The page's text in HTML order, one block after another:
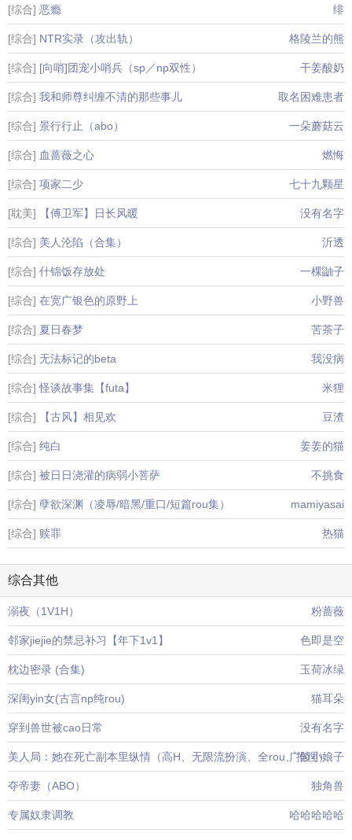
[综合] 恶瘾 绯
[综合] NTR实录（攻出轨） 格陵兰的熊
[综合] [向哨]团宠小哨兵（sp／np双性） 干姜酸奶
[综合] 我和师尊纠缠不清的那些事儿 取名困难患者
[综合] 景行行止（abo） 一朵蘑菇云
[综合] 血蔷薇之心 燃悔
[综合] 项家二少 七十九颗星
[耽美] 【傅卫军】日长风暖 没有名字
[综合] 美人沦陷（合集） 沂透
[综合] 什锦饭存放处 一棵鼬子
[综合] 在宽广银色的原野上 小野兽
[综合] 夏日春梦 苦茶子
[综合] 无法标记的beta 我没病
[综合] 怪谈故事集【futa】 米狸
[综合] 【古风】相见欢 豆渣
[综合] 纯白 姜姜的猫
[综合] 被日日浇灌的病弱小菩萨 不挑食
[综合] 孽欲深渊（凌辱/暗黑/重口/短篇rou集） mamiyasai
[综合] 赎罪 热猫
综合其他
溺夜（1V1H） 粉蔷薇
邻家jiejie的禁忌补习【年下1v1】 色即是空
枕边密录 (合集) 玉荷冰绿
深闺yin女(古言np纯rou) 猫耳朵
穿到兽世被cao日常 没有名字
美人局：她在死亡副本里纵情（高H、无限流扮演、全rou、推理）
广陵小娘子
夺帝妻（ABO） 独角兽
专属奴隶调教 哈哈哈哈哈